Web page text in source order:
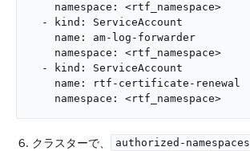
    namespace: <rtf_namespace>
  - kind: ServiceAccount
    name: am-log-forwarder
    namespace: <rtf_namespace>
  - kind: ServiceAccount
    name: rtf-certificate-renewal
    namespace: <rtf_namespace>
クラスターで、​ authorized-namespaces